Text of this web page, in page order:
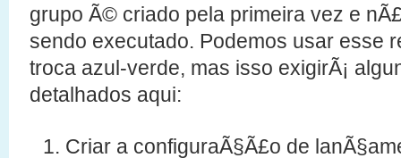
grupo Ã© criado pela primeira vez e
sendo executado. Podemos usar esse
troca azul-verde, mas isso exigirÃ¡
detalhados aqui:
Criar a configuraÃ§Ã£o de